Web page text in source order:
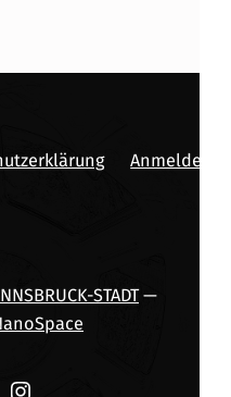
Anmelden
STADT—